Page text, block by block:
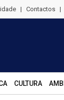
| Contactos |
CULTURA